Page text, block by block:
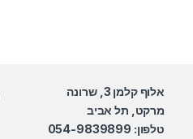
אלוף קלמן 3, שרונה
מרקט, תל אביב
טלפון: 054-9839899